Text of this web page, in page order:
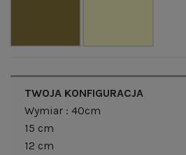
TWOJA KONFIGURACJA
Wymiar : 40cm
15 cm
12 cm